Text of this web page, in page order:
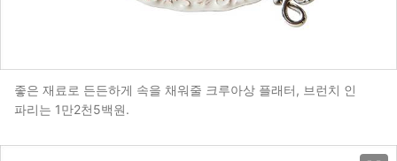
좋은 재료로 든든하게 속을 채워줄 크루아상 플래터, 브런치 인
파리는 1만2천5백원.